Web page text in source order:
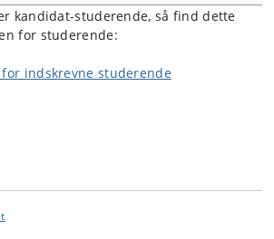
kandidat-studerende, så find dette
for studerende:
indskrevne studerende